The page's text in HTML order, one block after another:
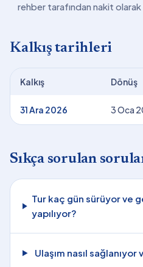
rehber tarafından nakit
Kalkış tarihleri
Kalkış Dönüş
31 Ara 2026 3 Oca
Sıkça sorulan
Tur kaç gün sürüyor ve
yapılıyor?
Ulaşım nasıl